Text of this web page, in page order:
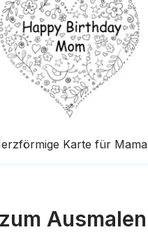
Karte für Mama
Ausmalen